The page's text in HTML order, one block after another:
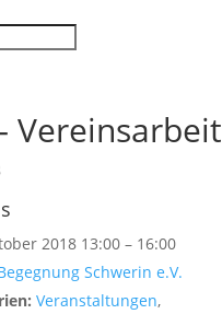
Vereinsarbeit
2018 13:00– 16:00
Schwerin e.V.
Veranstaltungen,